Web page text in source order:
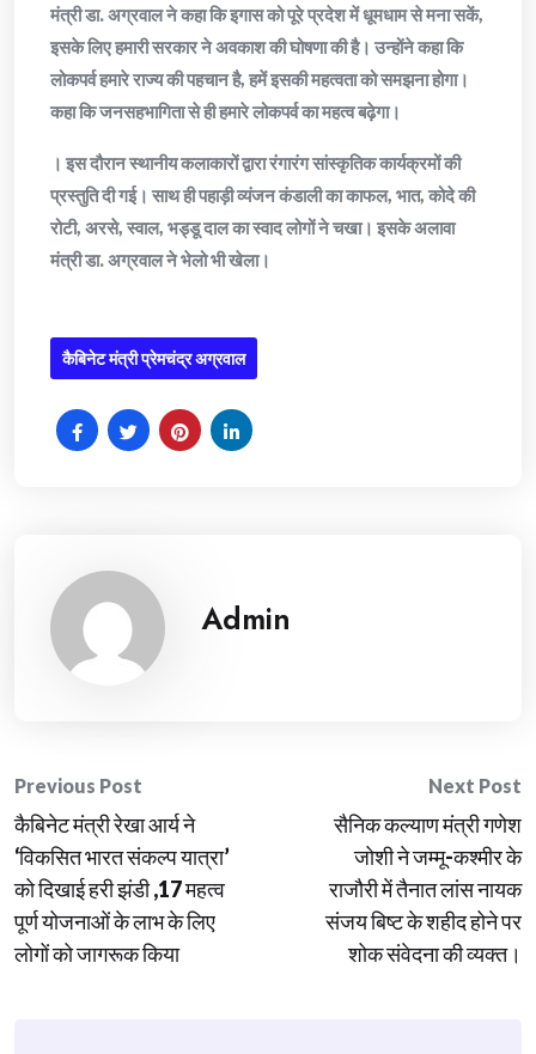
मंत्री डा. अग्रवाल ने कहा कि इगास को पूरे प्रदेश में धूमधाम से मना सकें,
इसके लिए हमारी सरकार ने अवकाश की घोषणा की है। उन्होंने कहा कि
लोकपर्व हमारे राज्य की पहचान है, हमें इसकी महत्वता को समझना होगा।
कहा कि जनसहभागिता से ही हमारे लोकपर्व का महत्व बढ़ेगा।
। इस दौरान स्थानीय कलाकारों द्वारा रंगारंग सांस्कृतिक कार्यक्रमों की
प्रस्तुति दी गई। साथ ही पहाड़ी व्यंजन कंडाली का काफल, भात, कोदे की
रोटी, अरसे, स्वाल, भड्डू दाल का स्वाद लोगों ने चखा। इसके अलावा
मंत्री डा. अग्रवाल ने भेलो भी खेला।
कैबिनेट मंत्री प्रेमचंद्र अग्रवाल
Admin
Post
navigation
Previous Post
कैबिनेट मंत्री रेखा आर्य ने
‘विकसित भारत संकल्प यात्रा’
को दिखाई हरी झंडी ,17 महत्व
पूर्ण योजनाओं के लाभ के लिए
लोगों को जागरूक किया
Next Post
सैनिक कल्याण मंत्री गणेश
जोशी ने जम्मू-कश्मीर के
राजौरी में तैनात लांस नायक
संजय बिष्ट के शहीद होने पर
शोक संवेदना की व्यक्त।